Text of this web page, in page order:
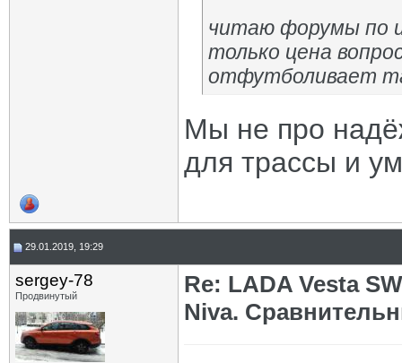
читаю форумы по
только цена
отфутболивает
Мы не про
для трассы и
29.01.2019, 19:29
sergey-78
Продвинутый
Re: LADA Vesta
Niva.